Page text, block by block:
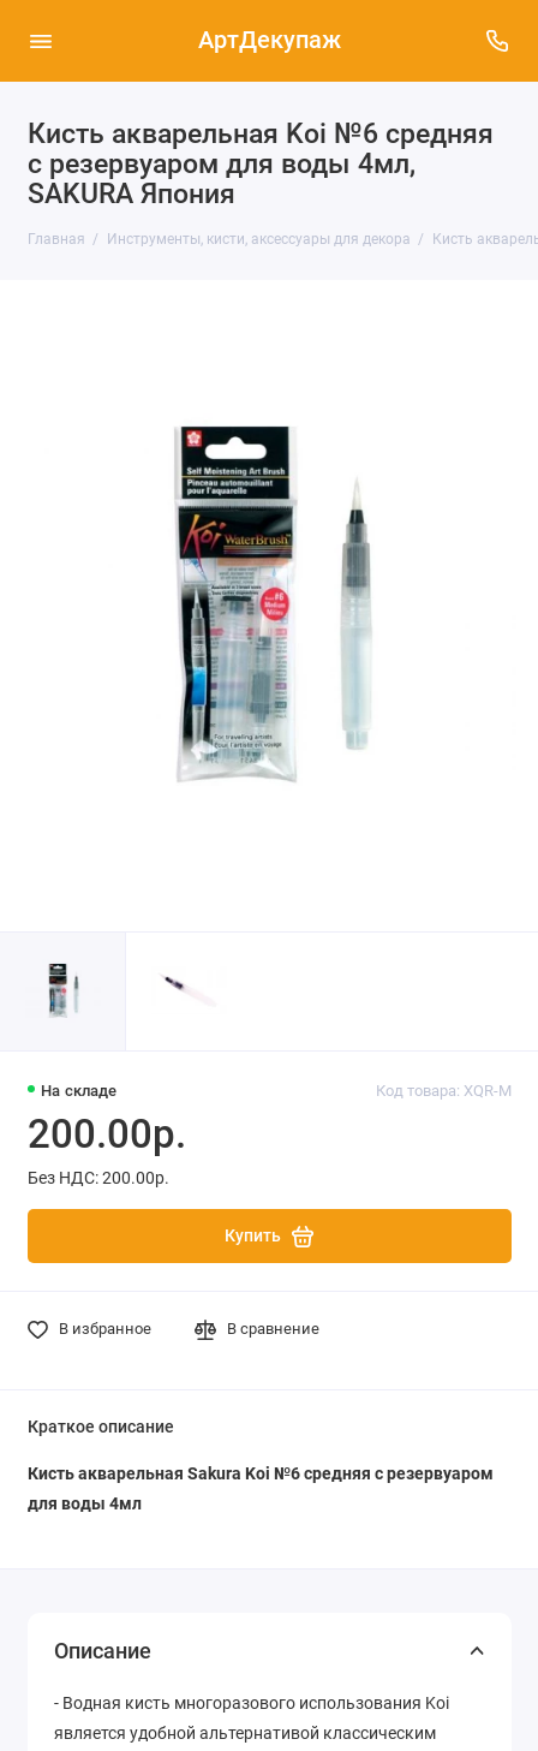
АртДекупаж
Кисть акварельная Koi №6 средняя
с резервуаром для воды 4мл,
SAKURA Япония
Главная Инструменты, кисти, аксессуары для декора Кисть
На складе Код товара: XQR-M
200.00р.
Без НДС: 200.00р.
Купить
В избранное В сравнение
Краткое описание
Кисть акварельная Sakura Koi №6 средняя с резервуаром
для воды 4мл
Описание
- Водная кисть многоразового использования Koi
является удобной альтернативой классическим